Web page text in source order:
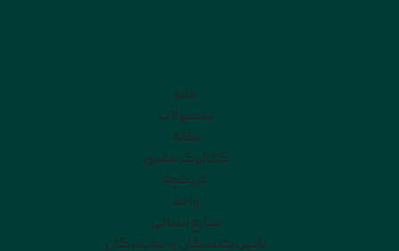
خانه
محصولات
مقاله
کاتالوگ هلسی
تاریخچه
واحد
منابع انسانی
تأمین کنندگان و نمایندگان